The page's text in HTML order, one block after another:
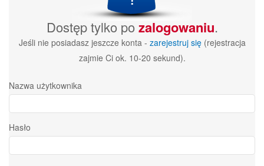
Dostęp tylko pozalogowaniu.
Jeśli nie posiadasz jeszcze konta - zarejestruj się(rejestracja
zajmie Ci ok. 10-20 sekund).
Nazwa użytkownika
Hasło